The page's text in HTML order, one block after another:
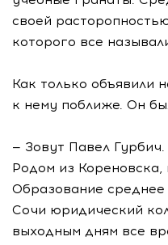
своей
которого все
Как только объявили
к нему поближе. Он
— Зовут Павел
Родом из Кореновска,
Образование среднее
Сочи юридический
выходным дням все